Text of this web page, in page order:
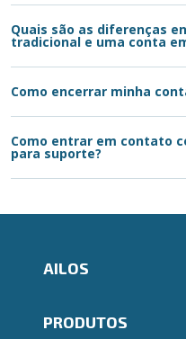
Quais são as diferenças
tradicional e uma conta
Como encerrar minha
Como entrar em contato
para suporte?
AILOS
Indique um amigo
PRODUTOS